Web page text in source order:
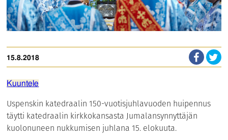
15.8.2018
Kuuntele
Uspenskin katedraalin 150-vuotisjuhlavuoden huipennus
täytti katedraalin kirkkokansasta Jumalansynnyttäjän
kuolonuneen nukkumisen juhlana 15. elokuuta.